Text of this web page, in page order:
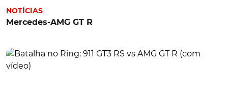
NOTÍCIAS
Mercedes-AMG GT R